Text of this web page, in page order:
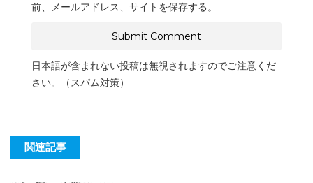
前、メールアドレス、サイトを保存する。
日本語が含まれない投稿は無視されますのでご注意くだ
さい。（スパム対策）
関連記事